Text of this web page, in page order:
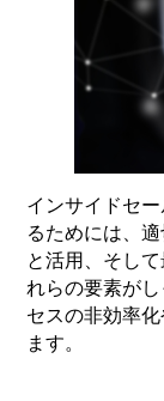
インサイドセ
るためには、
と活用、そし
れらの要素が
セスの非効率
ます。